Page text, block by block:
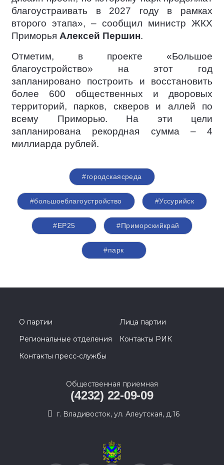
благоустраивать в 2027 году в рамках
второго этапа», – сообщил министр ЖКХ
Приморья Алексей Першин.
Отметим, в проекте «Большое
благоустройство» на этот год
запланировано построить и восстановить
более 600 общественных и дворовых
территорий, парков, скверов и аллей по
всему Приморью. На эти цели
запланирована рекордная сумма – 4
миллиарда рублей.
#городскаясреда
#большоеблагоустройство #Уссурийск
#ЕР25 #Приморскийкрай
#парк
О партии
Лица партии
Региональные отделения
Контакты РИК
Контакты пресс-службы
Общественная приемная
(4232) 22-09-09
г. Владивосток, ул. Алеутская, д.16